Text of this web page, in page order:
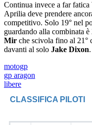
Continua invece a far fatica
Aprilia deve prendere
competitivo. Solo 19° nel
guardando alla combinata
Mir che scivola fino al 21°
davanti al solo Jake Dixon.
motogp
gp aragon
libere